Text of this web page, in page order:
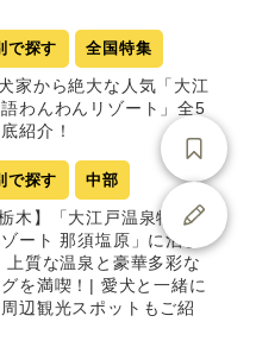
で探す 全国特集
家から絶大な人気「大江
わんわんリゾート」全5
紹介！
で探す 中部
木】「大江戸温泉物語わ
ート 那須塩原」に泊ま
上質な温泉と豪華多彩な
を満喫！| 愛犬と一緒に
辺観光スポットもご紹